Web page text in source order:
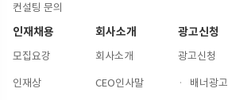
컨설팅 문의
인재채용
모집요강
인재상
회사소개
회사소개
CEO인사말
광고신청
광고신청
·
배너광고